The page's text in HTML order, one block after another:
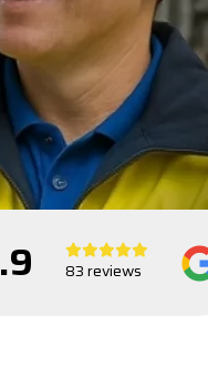
83 reviews